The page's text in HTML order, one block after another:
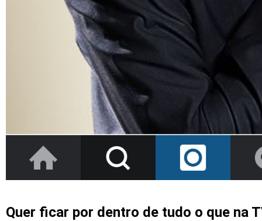
Quer ficar por dentro de tudo o que na